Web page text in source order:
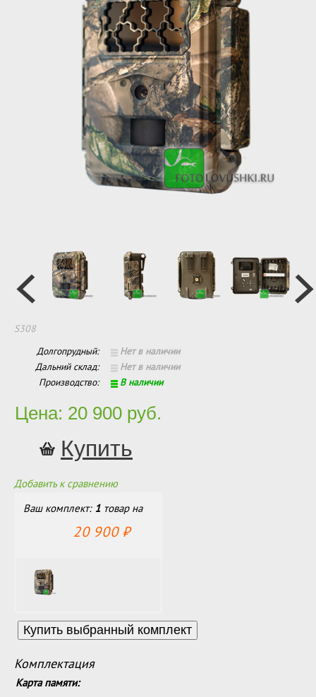
S308
Долгопрудный:
Нет в наличии
Дальний склад:
Нет в наличии
Производство:
В наличии
Цена: 20 900 руб.
Добавить к сравнению
Ваш комплект: 1 товар на
20 900 ₽
Комплектация
Карта памяти: